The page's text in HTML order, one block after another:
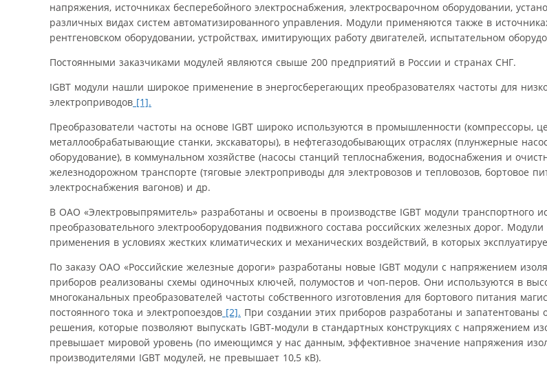
напряжения, источниках бесперебойного электроснабжения, электросварочном оборудовании,
различных видах систем автоматизированного управления. Модули применяются также в
рентгеновском оборудовании, устройствах, имитирующих работу двигателей, испытательном
Постоянными заказчиками модулей являются свыше 200 предприятий в России и странах СНГ.
IGBT модули нашли широкое применение в энергосберегающих преобразователях частоты для
электроприводов [1].
Преобразователи частоты на основе IGBT широко используются в промышленности (компрессоры,
металлообрабатывающие станки, экскаваторы), в нефтегазодобывающих отраслях (плунжерные
оборудование), в коммунальном хозяйстве (насосы станций теплоснабжения, водоснабжения и
железнодорожном транспорте (тяговые электроприводы для электровозов и тепловозов, бортовое
электроснабжения вагонов) и др.
В ОАО «Электровыпрямитель» разработаны и освоены в производстве IGBT модули транспортного
преобразовательного электрооборудования подвижного состава российских железных дорог.
применения в условиях жестких климатических и механических воздействий, в которых
По заказу ОАО «Российские железные дороги» разработаны новые IGBT модули с напряжением
приборов реализованы схемы одиночных ключей, полумостов и чоп-перов. Они используются в
многоканальных преобразователей частоты собственного изготовления для бортового питания
постоянного тока и электропоездов [2]. При создании этих приборов разработаны и запатентованы
решения, которые позволяют выпускать IGBT-модули в стандартных конструкциях с напряжением
превышает мировой уровень (по имеющимся у нас данным, эффективное значение напряжения
производителями IGBT модулей, не превышает 10,5 кВ).